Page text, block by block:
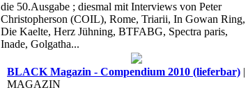
die 50.Ausgabe ; diesmal mit Interviews von Peter
Christopherson (COIL), Rome, Triarii, In Gowan Ring,
Die Kaelte, Herz Jühning, BTFABG, Spectra paris,
Inade, Golgatha...
BLACK Magazin - Compendium 2010 (lieferbar) |
MAGAZIN